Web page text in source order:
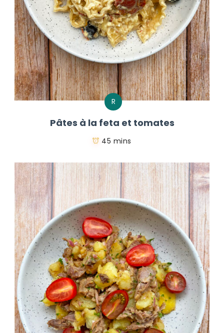
R
Pâtes à la feta et tomates
45 mins